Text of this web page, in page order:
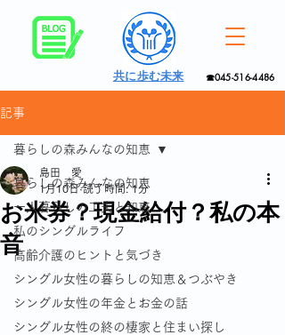
☎045-516-4486
共に歩む未来
記事
暮らしの森みんなの知恵
一人暮らしの工夫と知恵
私のシングルライフ
高齢介護のヒントと気づき
シングル女性の暮らしの知恵＆つぶやき
シングル女性の年金とお金の話
シングル女性の終の棲家と住まい探し
暮らしの森みんなの知恵
お米券？現金給付？私の本
音
島田 愛
1月10日 読了時間: 1分